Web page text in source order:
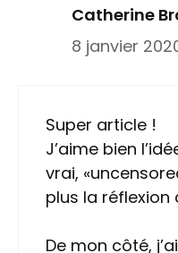
Catherine
8 janvier
Super article !
J’aime bien
vrai,
plus la réflexion
De mon côté,